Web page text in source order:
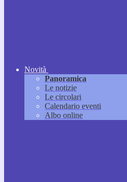
Novità
Panoramica
Le notizie
Le circolari
Calendario eventi
Albo online